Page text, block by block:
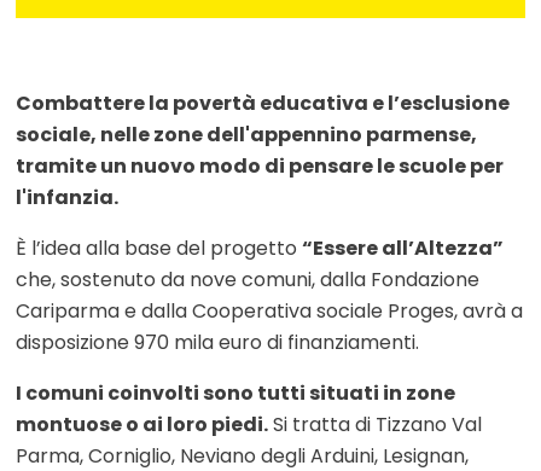
Combattere la povertà educativa e l’esclusione
sociale, nelle zone dell'appennino parmense,
tramite un nuovo modo di pensare le scuole per
l'infanzia.
È l’idea alla base del progetto “Essere all’Altezza”
che, sostenuto da nove comuni, dalla Fondazione
Cariparma e dalla Cooperativa sociale Proges, avrà a
disposizione 970 mila euro di finanziamenti.
I comuni coinvolti sono tutti situati in zone
montuose o ai loro piedi.Si tratta di Tizzano Val
Parma, Corniglio, Neviano degli Arduini, Lesignan,